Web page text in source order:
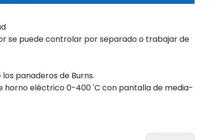
se puede controlar por separado o trabajar de
panaderos de Burns.
horno eléctrico 0-400 'C con pantalla de media-